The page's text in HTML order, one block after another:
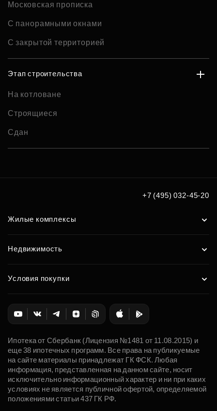
Московская прописка
С панорамными окнами
С закрытой территорией
Этап строительства
На котловане
Строящиеся
Сдан
+7 (495) 032-45-20
Жилые комплексы
Недвижимость
Условия покупки
Ипотека от Сбербанк (Лицензия №1481 от 11.08.2015) и
еще 38 ипотечных программ. Все права на публикуемые
на сайте материалы принадлежат ГК ФСК. Любая
информация, представленная на данном сайте, носит
исключительно информационный характер и ни при каких
условиях не является публичной офертой, определяемой
положениями статьи 437 ГК РФ.